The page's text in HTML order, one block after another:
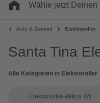
Wähle jetzt Deinen
Auto & Zweirad Elektroroller
Santa Tina
Alle Kategorien in Elektroroller
Elektroroller-Akkus (2)